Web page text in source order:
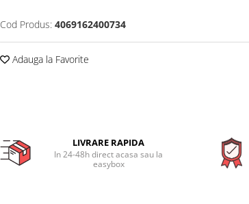
Cod Produs: 4069162400734
Adauga la Favorite
LIVRARE RAPIDA
In 24-48h direct acasa sau la
easybox